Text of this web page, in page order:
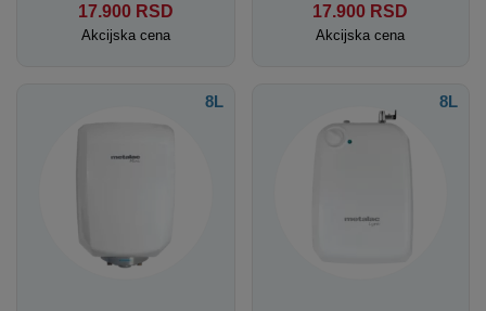
17.900 RSD
Akcijska cena
17.900 RSD
Akcijska cena
8L 8L